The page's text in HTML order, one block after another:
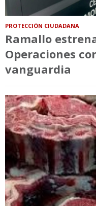
PROTECCIÓN CIUDADANA
Ramallo
Operaciones
vanguardia